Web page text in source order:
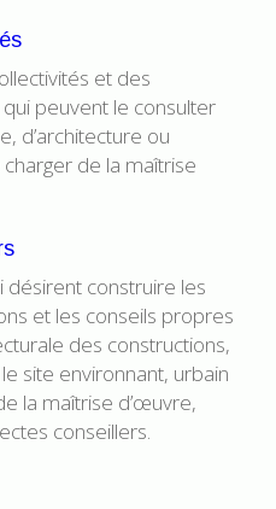
et des
peuvent le consulter
d’architecture ou
de la maîtrise
désirent construire les
et les conseils propres
des constructions,
site environnant, urbain
la maîtrise d’œuvre,
conseillers.